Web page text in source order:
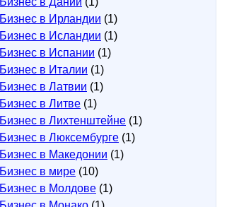
Бизнес в Ирландии (1)
Бизнес в Исландии (1)
Бизнес в Испании (1)
Бизнес в Италии (1)
Бизнес в Латвии (1)
Бизнес в Литве (1)
Бизнес в Лихтенштейне (1)
Бизнес в Люксембурге (1)
Бизнес в Македонии (1)
Бизнес в мире (10)
Бизнес в Молдове (1)